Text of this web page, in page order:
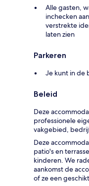
Alle gasten,
inchecken
verstrekte
laten zien
Parkeren
Je kunt in de
Beleid
Deze
professionele
vakgebied,
Deze
patio's en
kinderen. We
aankomst de
of ze een